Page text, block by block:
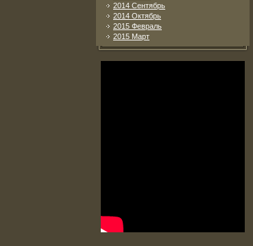
2014 Сентябрь
2014 Октябрь
2015 Февраль
2015 Март